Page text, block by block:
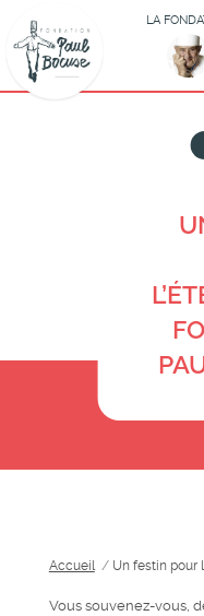
LA
Accueil/ Un festin pour
Vous souvenez-vous,